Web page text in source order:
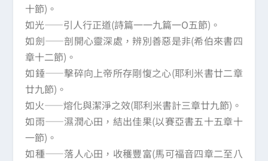
十節)。
如光——引人行正道(詩篇一一九篇一O五節)。
如劍——剖開心靈深處，辨別善惡是非(希伯來書四
章十二節)。
如錘——擊碎向上帝所存剛愎之心(耶利米書廿二章
廿九節)。
如火——熔化與潔淨之效(耶利米書計三章廿九節)。
如雨——濕潤心田，結出佳果(以賽亞書五十五章十
一節)。
如種——落人心田，收穫豐富(馬可福音四章二至八